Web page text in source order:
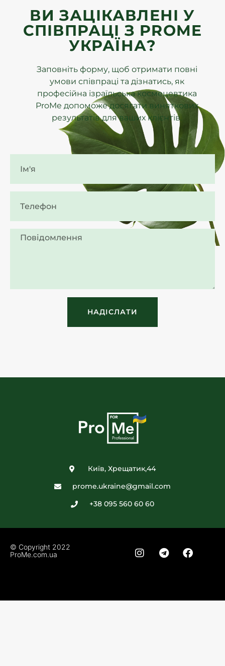
ВИ ЗАЦІКАВЛЕНІ У
СПІВПРАЦІ З PROME
УКРАЇНА?
Заповніть форму, щоб отримати повні
умови співпраці та дізнатись, як
професійна ізраїльська космецевтика
ProMe допоможе досягати виняткових
результатів для ваших клієнтів.
НАДІСЛАТИ
Київ, Хрещатик,44
prome.ukraine@gmail.com
+38 095 560 60 60
© Copyright 2022
ProMe.com.ua